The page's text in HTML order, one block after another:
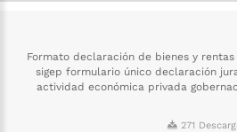
Formato declaración de bienes y
sigep formulario único declaración
actividad económica privada
271